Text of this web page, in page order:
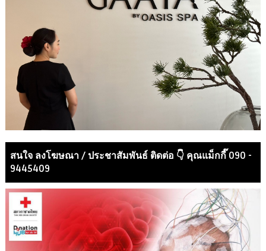
สนใจ ลงโฆษณา / ประชาสัมพันธ์ ติดต่อ 👇 คุณแม็กกี๊ 090 -
9445409